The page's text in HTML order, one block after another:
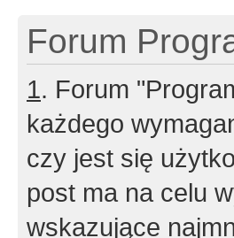
Forum
1. Forum
każdego
czy jest się
post ma na celu
wskazujące